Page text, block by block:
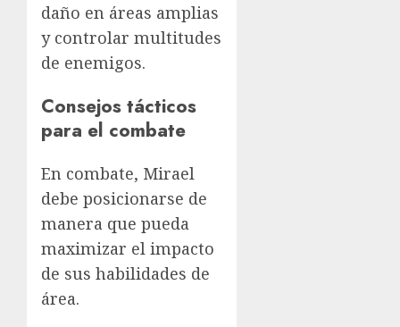
daño en áreas amplias
y controlar multitudes
de enemigos.
Consejos tácticos
para el combate
En combate, Mirael
debe posicionarse de
manera que pueda
maximizar el impacto
de sus habilidades de
área.